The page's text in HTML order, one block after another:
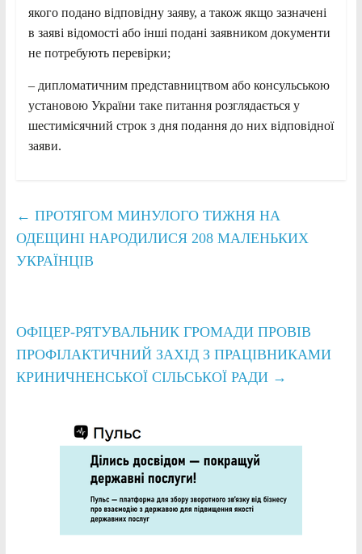
якого подано відповідну заяву, а також якщо зазначені
в заяві відомості або інші подані заявником документи
не потребують перевірки;
– дипломатичним представництвом або консульською
установою України таке питання розглядається у
шестимісячний строк з дня подання до них відповідної
заяви.
← ПРОТЯГОМ МИНУЛОГО ТИЖНЯ НА
ОДЕЩИНІ НАРОДИЛИСЯ 208 МАЛЕНЬКИХ
УКРАЇНЦІВ
ОФІЦЕР-РЯТУВАЛЬНИК ГРОМАДИ ПРОВІВ
ПРОФІЛАКТИЧНИЙ ЗАХІД З ПРАЦІВНИКАМИ
КРИНИЧНЕНСЬКОЇ СІЛЬСЬКОЇ РАДИ →